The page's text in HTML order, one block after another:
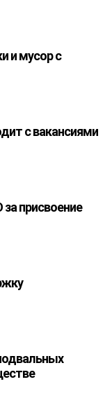
и мусор с
с вакансиями
присвоение